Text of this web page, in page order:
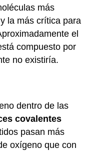
más
la más crítica para
el
compuesto por
no existiría.
dentro de las
covalentes
pasan más
oxígeno que con